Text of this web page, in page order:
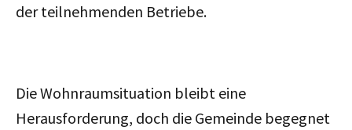
der teilnehmenden Betriebe.
Die Wohnraumsituation bleibt eine
Herausforderung, doch die Gemeinde begegnet